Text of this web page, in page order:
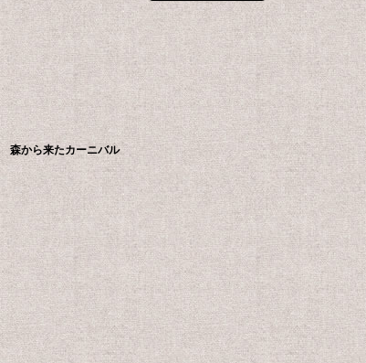
森から来たカーニバル